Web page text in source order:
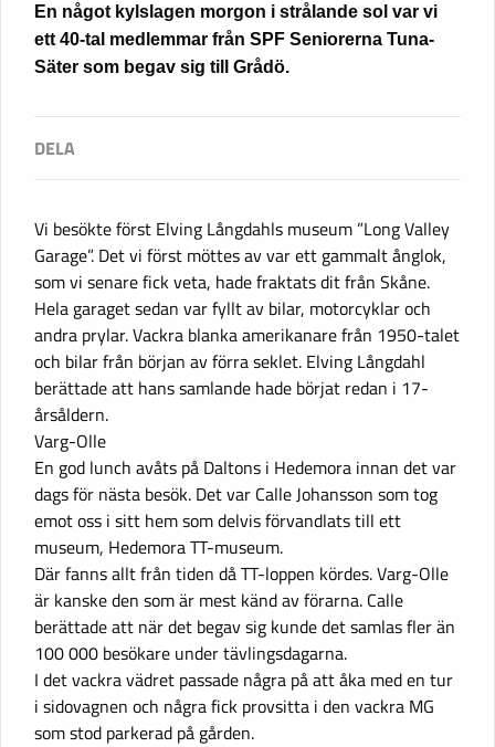
En något kylslagen morgon i strålande sol var vi
ett 40-tal medlemmar från SPF Seniorerna Tuna-
Säter som begav sig till Grådö.
Vi besökte först Elving Långdahls museum ”Long Valley
Garage”. Det vi först möttes av var ett gammalt ånglok,
som vi senare fick veta, hade fraktats dit från Skåne.
Hela garaget sedan var fyllt av bilar, motorcyklar och
andra prylar. Vackra blanka amerikanare från 1950-talet
och bilar från början av förra seklet. Elving Långdahl
berättade att hans samlande hade börjat redan i 17-
årsåldern.
Varg-Olle
En god lunch avåts på Daltons i Hedemora innan det var
dags för nästa besök. Det var Calle Johansson som tog
emot oss i sitt hem som delvis förvandlats till ett
museum, Hedemora TT-museum.
Där fanns allt från tiden då TT-loppen kördes. Varg-Olle
är kanske den som är mest känd av förarna. Calle
berättade att när det begav sig kunde det samlas fler än
100 000 besökare under tävlingsdagarna.
I det vackra vädret passade några på att åka med en tur
i sidovagnen och några fick provsitta i den vackra MG
som stod parkerad på gården.